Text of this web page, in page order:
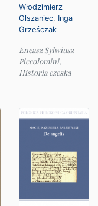
Włodzimierz
Olszaniec, Inga
Grześczak
Eneasz Sylwiusz
Piccolomini,
Historia czeska